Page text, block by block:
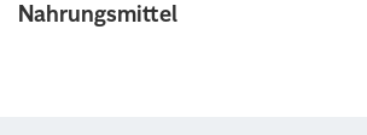
Nahrungsmittel